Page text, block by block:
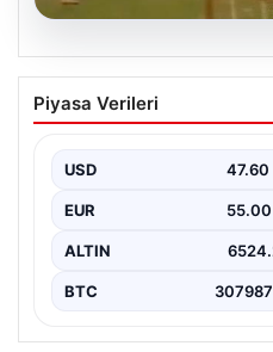
04.08.2026
Olmaz denen oldu!
yıldırım çarptı: O
Piyasa Verileri
USD 47.60
EUR 55.00
ALTIN
BTC